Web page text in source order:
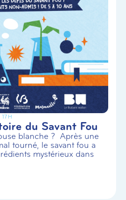
du Savant Fou
blanche ? Après une
tourné, le savant fou a
mystérieux dans